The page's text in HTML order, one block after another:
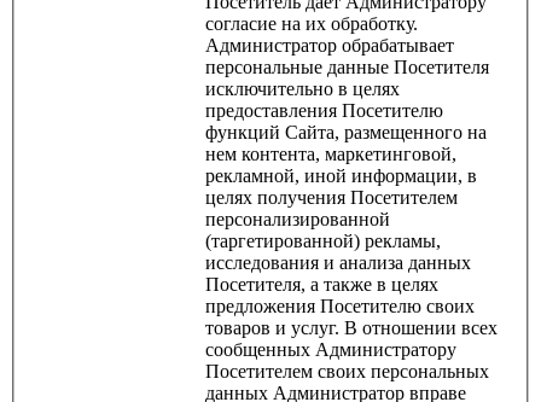
согласие на их обработку.
Администратор обрабатывает
персональные данные Посетителя
исключительно в целях
предоставления Посетителю
функций Сайта, размещенного на
нем контента, маркетинговой,
рекламной, иной информации, в
целях получения Посетителем
персонализированной
(таргетированной) рекламы,
исследования и анализа данных
Посетителя, а также в целях
предложения Посетителю своих
товаров и услуг. В отношении всех
сообщенных Администратору
Посетителем своих персональных
данных Администратор вправе